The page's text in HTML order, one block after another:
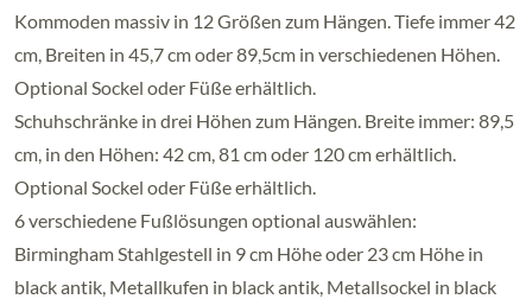
Kommoden massiv in 12 Größen zum Hängen. Tiefe immer 42
cm, Breiten in 45,7 cm oder 89,5cm in verschiedenen Höhen.
Optional Sockel oder Füße erhältlich.
Schuhschränke in drei Höhen zum Hängen. Breite immer: 89,5
cm, in den Höhen: 42 cm, 81 cm oder 120 cm erhältlich.
Optional Sockel oder Füße erhältlich.
6 verschiedene Fußlösungen optional auswählen:
Birmingham Stahlgestell in 9 cm Höhe oder 23 cm Höhe in
black antik, Metallkufen in black antik, Metallsockel in black